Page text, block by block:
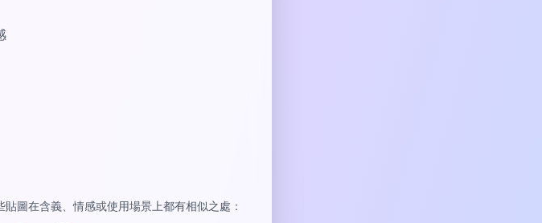
圖在含義、情感或使用場景上都有相似之處：